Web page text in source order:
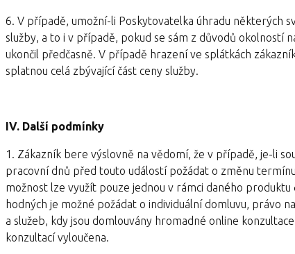
6. V případě, umožní-li Poskytovatelka úhradu některých
služby, a to i v případě, pokud se sám z důvodů okolností
ukončil předčasně. V případě hrazení ve splátkách
splatnou celá zbývající část ceny služby.
IV. Další podmínky
1. Zákazník bere výslovně na vědomí, že v případě, je-li
pracovní dnů před touto událostí požádat o změnu
možnost lze využít pouze jednou v rámci daného
hodných je možné požádat o individuální domluvu, právo
a služeb, kdy jsou domlouvány hromadné online
konzultací vyloučena.